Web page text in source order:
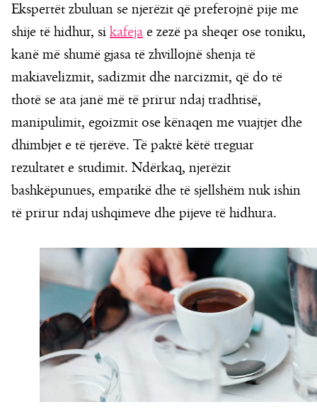
Ekspertët zbuluan se njerëzit që preferojnë pije me
shije të hidhur, si kafeja e zezë pa sheqer ose toniku,
kanë më shumë gjasa të zhvillojnë shenja të
makiavelizmit, sadizmit dhe narcizmit, që do të
thotë se ata janë më të prirur ndaj tradhtisë,
manipulimit, egoizmit ose kënaqen me vuajtjet dhe
dhimbjet e të tjerëve. Të paktë këtë treguar
rezultatet e studimit. Ndërkaq, njerëzit
bashkëpunues, empatikë dhe të sjellshëm nuk ishin
të prirur ndaj ushqimeve dhe pijeve të hidhura.